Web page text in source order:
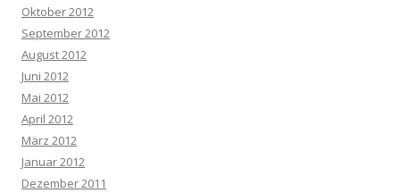
Oktober 2012
September 2012
August 2012
Juni 2012
Mai 2012
April 2012
März 2012
Januar 2012
Dezember 2011